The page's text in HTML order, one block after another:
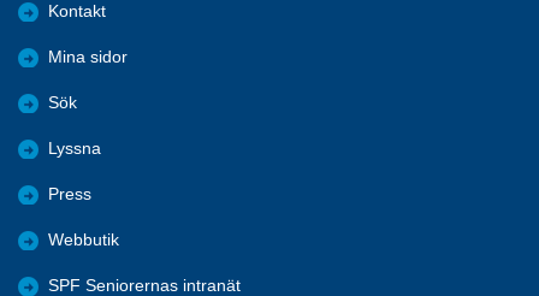
Kontakt
Mina sidor
Sök
Lyssna
Press
Webbutik
SPF Seniorernas intranät